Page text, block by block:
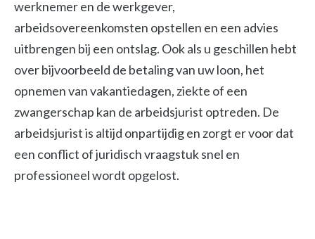
werknemer en de werkgever,
arbeidsovereenkomsten opstellen en een advies
uitbrengen bij een ontslag. Ook als u geschillen hebt
over bijvoorbeeld de betaling van uw loon, het
opnemen van vakantiedagen, ziekte of een
zwangerschap kan de arbeidsjurist optreden. De
arbeidsjurist is altijd onpartijdig en zorgt er voor dat
een conflict of juridisch vraagstuk snel en
professioneel wordt opgelost.